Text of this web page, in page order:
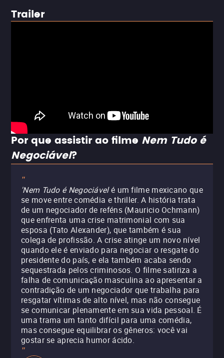
Trailer
Por que assistir ao filme Nem Tudo é
Negociável?
"
'Nem Tudo é Negociávelé um filme mexicano que
se move entre comédia e thriller. A história trata
de um negociador de reféns (Mauricio Ochmann)
que enfrenta uma crise matrimonial com sua
esposa (Tato Alexander), que também é sua
colega de profissão. A crise atinge um novo nível
quando ele é enviado para negociar o resgate do
presidente do país, e ela também acaba sendo
sequestrada pelos criminosos. O filme satiriza a
falha de comunicação masculina ao apresentar a
contradição de um negociador que trabalha para
resgatar vítimas de alto nível, mas não consegue
se comunicar plenamente em sua vida pessoal. É
uma trama um tanto difícil para uma comédia,
mas consegue equilibrar os gêneros: você vai
gostar se aprecia humor ácido.
"